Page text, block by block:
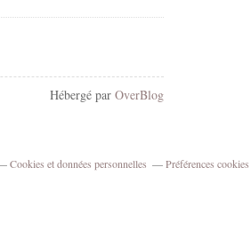
Hébergé par OverBlog
Cookies et données personnelles Préférences cookies